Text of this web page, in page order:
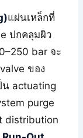
แผ่นเหล็กที่
ปกคลุมผิว
bar จะ
ของ
น actuating
purge
distribution